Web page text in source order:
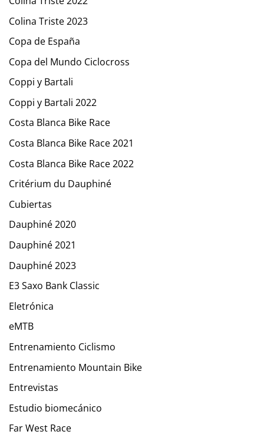
Colina Triste 2023
Copa de España
Copa del Mundo Ciclocross
Coppi y Bartali
Coppi y Bartali 2022
Costa Blanca Bike Race
Costa Blanca Bike Race 2021
Costa Blanca Bike Race 2022
Critérium du Dauphiné
Cubiertas
Dauphiné 2020
Dauphiné 2021
Dauphiné 2023
E3 Saxo Bank Classic
Eletrónica
eMTB
Entrenamiento Ciclismo
Entrenamiento Mountain Bike
Entrevistas
Estudio biomecánico
Far West Race